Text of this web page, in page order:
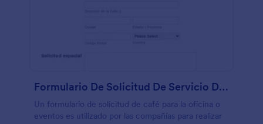
Formulario De Solicitud De Servicio De Café
Un formulario de solicitud de café para la oficina o
eventos es utilizado por las compañías para realizar